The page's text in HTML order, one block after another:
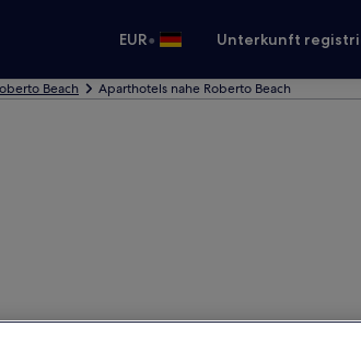
EUR• Unterkunft
Beach Aparthotels nahe Roberto Beach